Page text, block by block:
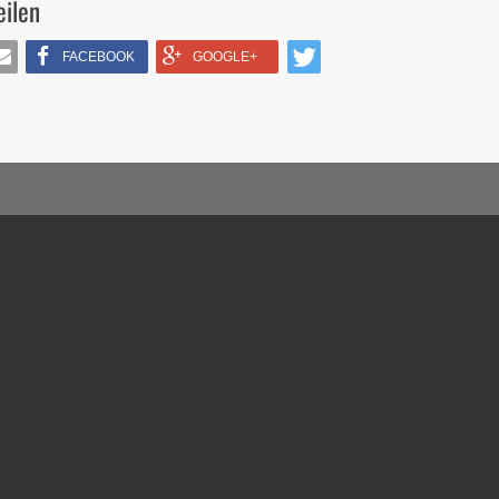
FACEBOOK GOOGLE+